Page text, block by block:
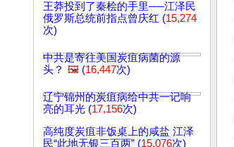
王莽投到了秦桧的手里──江泽民
俄罗斯总统前指点曾庆红 (15,274
次)
中共是寄往美国炭疽病菌的源
头？ 🖼️ (16,447次)
辽宁锦州的炭疽病给中共一记响
亮的耳光 (17,156次)
高纯度炭疽非饭桌上的咸盐 江泽
民“此地无银三百两” (15,076次)